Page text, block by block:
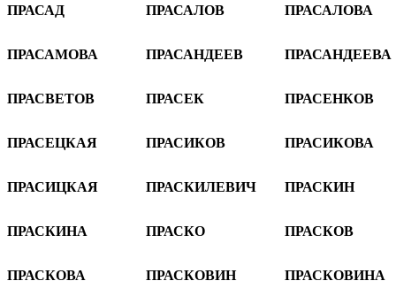
ПРАСАД ПРАСАЛОВ ПРАСАЛОВА
ПРАСАМОВА ПРАСАНДЕЕВ ПРАСАНДЕЕВА
ПРАСВЕТОВ ПРАСЕК ПРАСЕНКОВ
ПРАСЕЦКАЯ ПРАСИКОВ ПРАСИКОВА
ПРАСИЦКАЯ ПРАСКИЛЕВИЧ ПРАСКИН
ПРАСКИНА ПРАСКО ПРАСКОВ
ПРАСКОВА ПРАСКОВИН ПРАСКОВИНА